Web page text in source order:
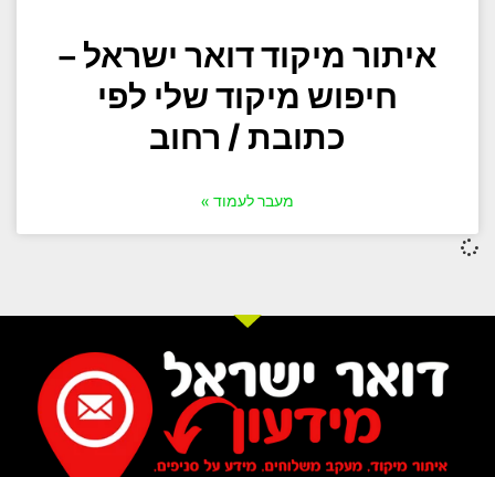
איתור מיקוד דואר ישראל –
חיפוש מיקוד שלי לפי
כתובת / רחוב
מעבר לעמוד »